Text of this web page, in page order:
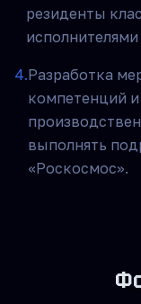
резиденты
4.Разработка
компетенций
выполнять
«Роскосмос».